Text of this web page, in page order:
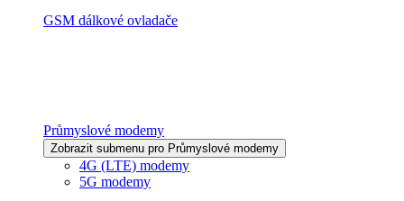
GSM dálkové ovladače
Průmyslové modemy
Zobrazit submenu pro Průmyslové modemy
4G (LTE) modemy
5G modemy